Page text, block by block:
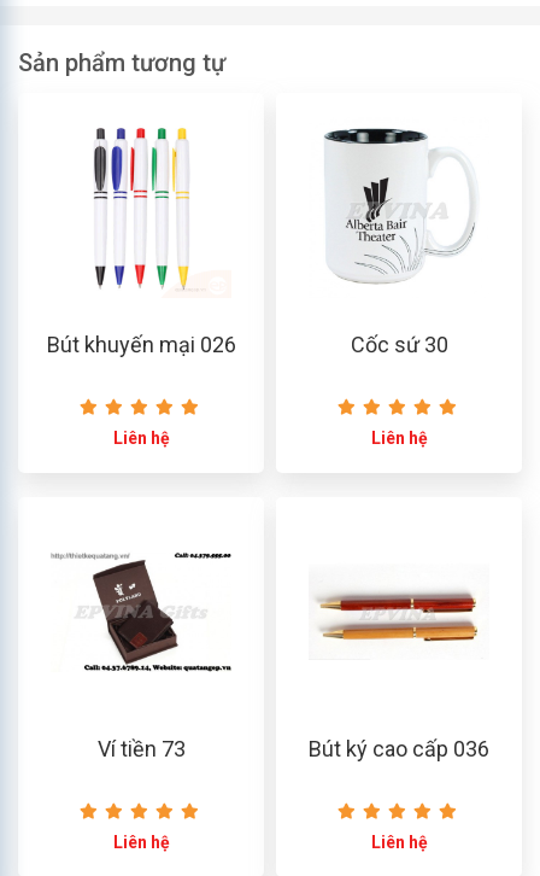
Sản phẩm tương tự
Bút khuyến mại 026
Liên hệ
Cốc sứ 30
Liên hệ
Ví tiền 73
Liên hệ
Bút ký cao cấp 036
Liên hệ